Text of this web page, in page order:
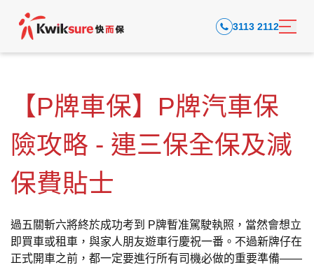
3113 2112
【P牌車保】P牌汽車保
險攻略 - 連三保全保及減
保費貼士
過五關斬六將終於成功考到 P牌暫准駕駛執照，當然會想立
即買車或租車，與家人朋友遊車行慶祝一番。不過新牌仔在
正式開車之前，都一定要進行所有司機必做的重要準備——